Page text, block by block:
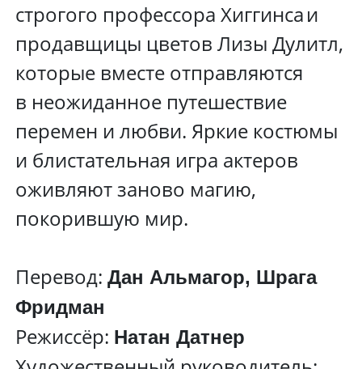
строгого профессора Хиггинса и
продавщицы цветов Лизы Дулитл,
которые вместе отправляются
в неожиданное путешествие
перемен и любви. Яркие костюмы
и блистательная игра актеров
оживляют заново магию,
покорившую мир.
Перевод: Дан Альмагор, Шрага
Фридман
Режиссёр: Натан Датнер